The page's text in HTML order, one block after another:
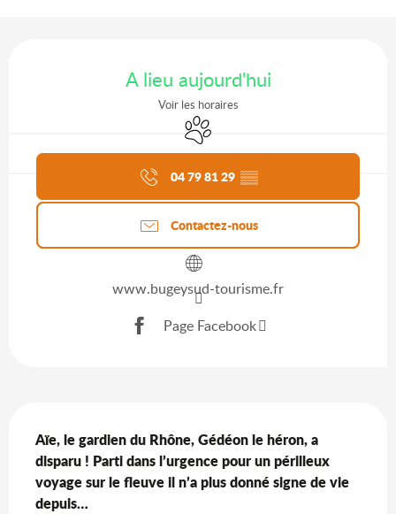
A lieu aujourd'hui
Voir les horaires
Animaux acceptés
Agenda du moment
04 79 81 29 ▒▒
Contactez-nous
www.bugeysud-tourisme.fr
Page Facebook
Aïe, le gardien du Rhône, Gédéon le héron, a
disparu ! Parti dans l’urgence pour un périlleux
voyage sur le fleuve il n’a plus donné signe de vie
depuis…